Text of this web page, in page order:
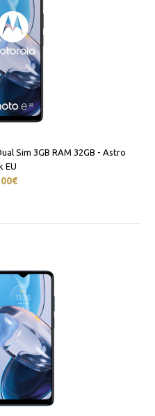
Sim 3GB RAM 32GB - Astro
EU